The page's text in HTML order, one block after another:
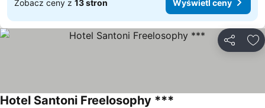
Zobacz ceny z 13 stron Wyświetl ceny
Hotel Santoni Freelosophy ***